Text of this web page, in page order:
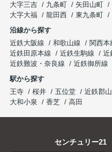
大字三吉
九条町 矢田山町
大字大福
龍田西 東九条町
沿線から探す
近鉄大阪線
和歌山線 関西本
近鉄田原本線
近鉄生駒線
近
近鉄難波・奈良線
近鉄御所線
駅から探す
王寺
桜井 五位堂 近鉄郡山
大和小泉
香芝 高田
センチュリー21